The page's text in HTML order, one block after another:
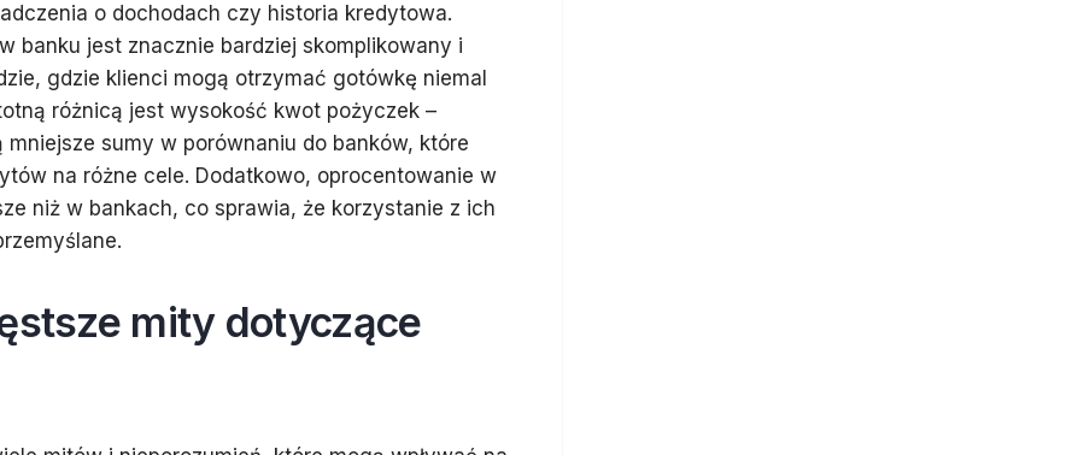
o dochodach czy historia kredytowa.
banku jest znacznie bardziej skomplikowany i
gdzie klienci mogą otrzymać gotówkę niemal
różnicą jest wysokość kwot pożyczek –
mniejsze sumy w porównaniu do banków, które
na różne cele. Dodatkowo, oprocentowanie w
niż w bankach, co sprawia, że korzystanie z ich
mity dotyczące